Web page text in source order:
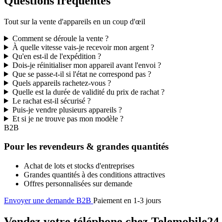
Tout sur la vente d'appareils en un coup d'œil
Comment se déroule la vente ?
À quelle vitesse vais-je recevoir mon argent ?
Qu'en est-il de l'expédition ?
Dois-je réinitialiser mon appareil avant l'envoi ?
Que se passe-t-il si l'état ne correspond pas ?
Quels appareils rachetez-vous ?
Quelle est la durée de validité du prix de rachat ?
Le rachat est-il sécurisé ?
Puis-je vendre plusieurs appareils ?
Et si je ne trouve pas mon modèle ?
B2B
Pour les revendeurs & grandes quantités
Achat de lots et stocks d'entreprises
Grandes quantités à des conditions attractives
Offres personnalisées sur demande
Envoyer une demande B2B Paiement en 1-3 jours